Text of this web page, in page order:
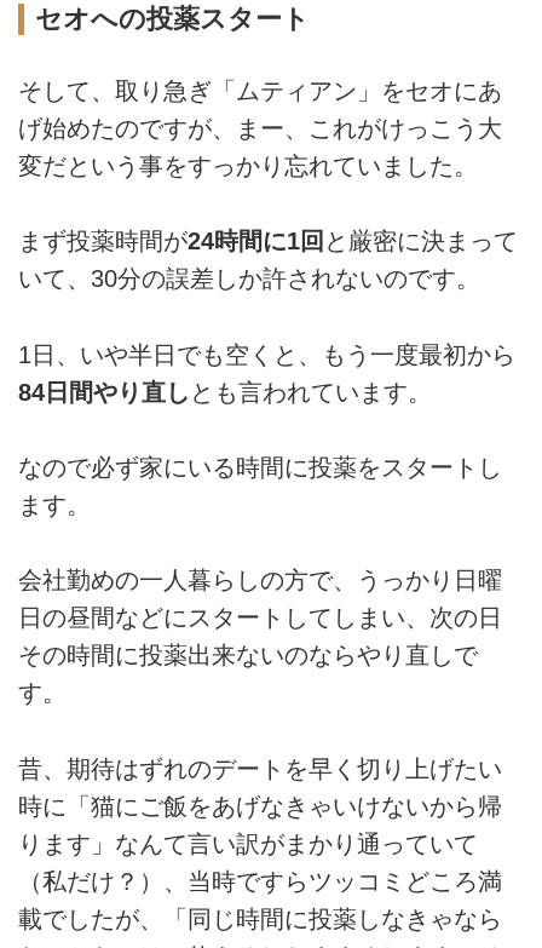
セオへの投薬スタート
そして、取り急ぎ「ムティアン」をセオにあ
げ始めたのですが、まー、これがけっこう大
変だという事をすっかり忘れていました。
まず投薬時間が24時間に1回 と厳密に決まって
いて、30分の誤差しか許されないのです。
1日、いや半日でも空くと、もう一度最初から
84日間やり直し とも言われています。
なので必ず家にいる時間に投薬をスタートし
ます。
会社勤めの一人暮らしの方で、うっかり日曜
日の昼間などにスタートしてしまい、次の日
その時間に投薬出来ないのならやり直しで
す。
昔、期待はずれのデートを早く切り上げたい
時に「猫にご飯をあげなきゃいけないから帰
ります」なんて言い訳がまかり通っていて
（私だけ？）、当時ですらツッコミどころ満
載でしたが、「同じ時間に投薬しなきゃなら